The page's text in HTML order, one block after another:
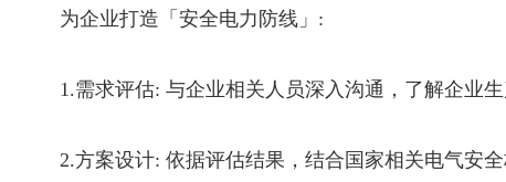
为企业打造「安全电力防线」:
1.需求评估: 与企业相关人员深入沟通，了解企业
2.方案设计: 依据评估结果，结合国家相关电气安